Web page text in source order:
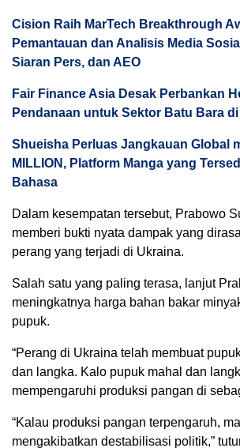
Cision Raih MarTech Breakthrough
Pemantauan dan Analisis Media
Siaran Pers, dan AEO
Fair Finance Asia Desak Perbankan
Pendanaan untuk Sektor Batu Bara di
Shueisha Perluas Jangkauan Global
MILLION, Platform Manga yang
Bahasa
Dalam kesempatan tersebut, Prabowo
memberi bukti nyata dampak yang
perang yang terjadi di Ukraina.
Salah satu yang paling terasa, lanjut
meningkatnya harga bahan bakar
pupuk.
“Perang di Ukraina telah membuat
dan langka. Kalo pupuk mahal dan
mempengaruhi produksi pangan di
“Kalau produksi pangan terpengaruh,
mengakibatkan destabilisasi politik,”